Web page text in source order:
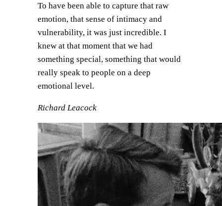
To have been able to capture that raw
emotion, that sense of intimacy and
vulnerability, it was just incredible. I
knew at that moment that we had
something special, something that would
really speak to people on a deep
emotional level.
Richard Leacock